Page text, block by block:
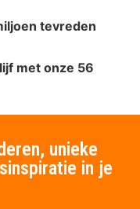
tevreden
met onze 56
unieke
in je